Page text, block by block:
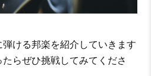
ける邦楽を紹介していきます
らぜひ挑戦してみてくださ